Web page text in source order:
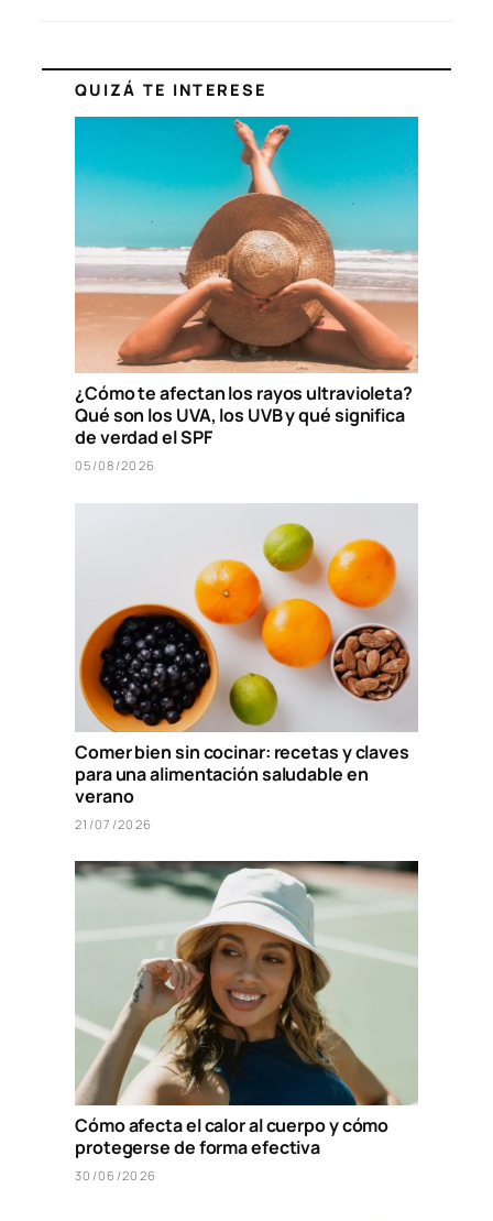
QUIZÁ TE INTERESE
¿Cómo te afectan los rayos ultravioleta?
Qué son los UVA, los UVB y qué significa
de verdad el SPF
05/08/2026
Comer bien sin cocinar: recetas y claves
para una alimentación saludable en
verano
21/07/2026
Cómo afecta el calor al cuerpo y cómo
protegerse de forma efectiva
30/06/2026